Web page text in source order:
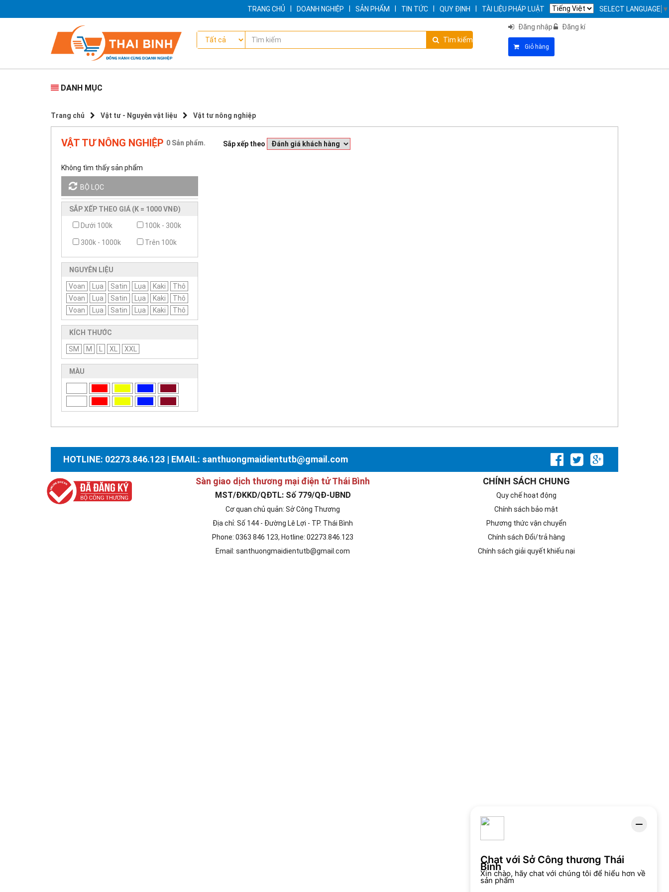
TRANG CHỦ DOANH NGHIỆP SẢN PHẨM TIN TỨC QUY ĐỊNH TÀI LIỆU PHÁP LUẬT SELECT LANGUAGE ▼
Tìm kiếm
Đăng nhập Đăng kí
Giỏ hàng
DANH MỤC
Trang chủ Vật tư - Nguyên vật liệu Vật tư nông nghiệp
VẬT TƯ NÔNG NGHIỆP 0 Sản phẩm. Sắp xếp theo
Không tìm thấy sản phẩm
BỘ LỌC
SẮP XẾP THEO GIÁ (K = 1000 VNĐ)
Dưới 100k 100k - 300k
300k - 1000k Trên 100k
NGUYÊN LIỆU
Voan Lụa Satin Lụa Kaki
Thô
Voan
Lụa Satin Lụa Kaki
Thô
Voan
Lụa Satin Lụa Kaki Thô
KÍCH THƯỚC
SM M XL XXL
MÀU
HOTLINE: 02273.846.123 | EMAIL: santhuongmaidientutb@gmail.com
Sàn giao dịch thương mại điện tử Thái Bình
MST/ĐKKD/QĐTL: Số 779/QĐ-UBND
Cơ quan chủ quản: Sở Công Thương
Địa chỉ: Số 144 - Đường Lê Lợi - TP. Thái Bình
Phone: 0363 846 123, Hotline: 02273.846.123
Email: santhuongmaidientutb@gmail.com
CHÍNH SÁCH CHUNG
Quy chế hoạt động
Chính sách bảo mật
Phương thức vận chuyển
Chính sách Đổi/trả hàng
Chính sách giải quyết khiếu nại
Chat với Sở Công thương Thái
Bình
Xin chào, hãy chat với chúng tôi để hiểu hơn về
sản phẩm